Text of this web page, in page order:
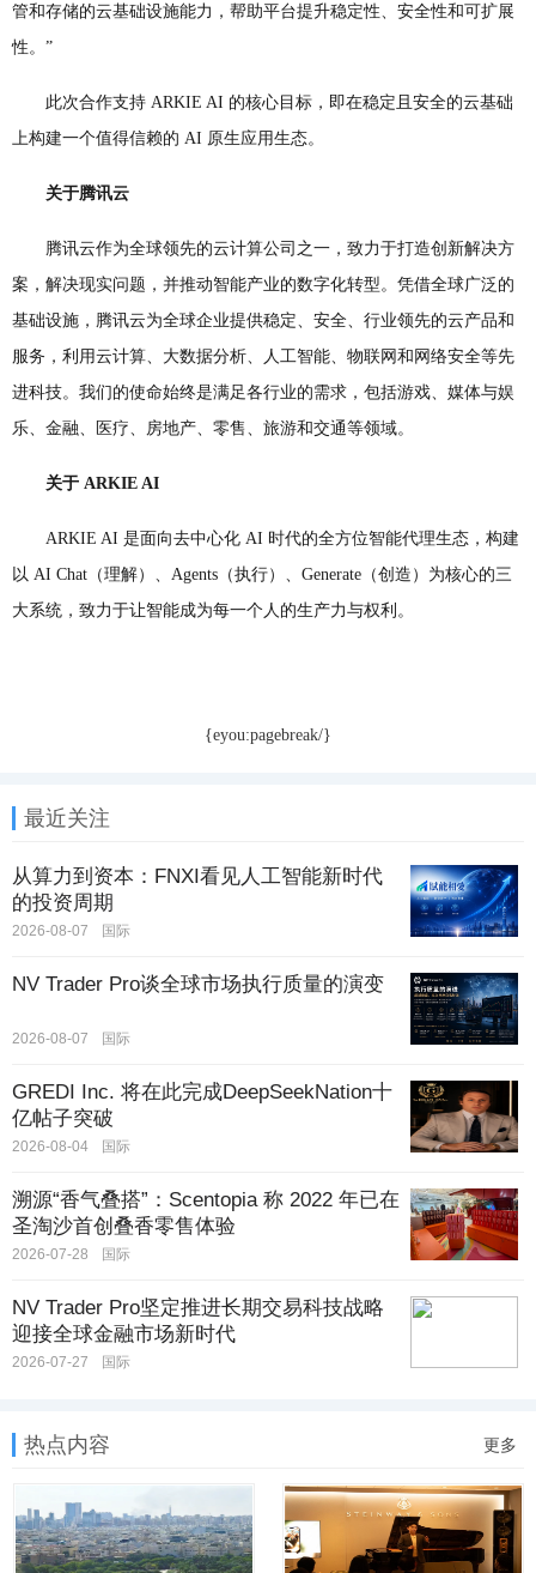
管和存储的云基础设施能力，帮助平台提升稳定性、安全性和可扩展
性。”
此次合作支持 ARKIE AI 的核心目标，即在稳定且安全的云基础
上构建一个值得信赖的 AI 原生应用生态。
关于腾讯云
腾讯云作为全球领先的云计算公司之一，致力于打造创新解决方
案，解决现实问题，并推动智能产业的数字化转型。凭借全球广泛的
基础设施，腾讯云为全球企业提供稳定、安全、行业领先的云产品和
服务，利用云计算、大数据分析、人工智能、物联网和网络安全等先
进科技。我们的使命始终是满足各行业的需求，包括游戏、媒体与娱
乐、金融、医疗、房地产、零售、旅游和交通等领域。
关于 ARKIE AI
ARKIE AI 是面向去中心化 AI 时代的全方位智能代理生态，构建
以 AI Chat（理解）、Agents（执行）、Generate（创造）为核心的三
大系统，致力于让智能成为每一个人的生产力与权利。
{eyou:pagebreak/}
最近关注
从算力到资本：FNXI看见人工智能新时代
的投资周期
2026-08-07 国际
NV Trader Pro谈全球市场执行质量的演变
2026-08-07 国际
GREDI Inc. 将在此完成DeepSeekNation十
亿帖子突破
2026-08-04 国际
溯源“香气叠搭”：Scentopia 称 2022 年已在
圣淘沙首创叠香零售体验
2026-07-28 国际
NV Trader Pro坚定推进长期交易科技战略
迎接全球金融市场新时代
2026-07-27 国际
热点内容 更多